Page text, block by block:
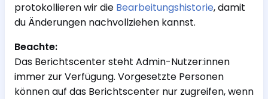
protokollieren wir die Bearbeitungshistorie, damit
du Änderungen nachvollziehen kannst.
Beachte:
Das Berichtscenter steht Admin-Nutzer:innen
immer zur Verfügung. Vorgesetzte Personen
können auf das Berichtscenter nur zugreifen, wenn